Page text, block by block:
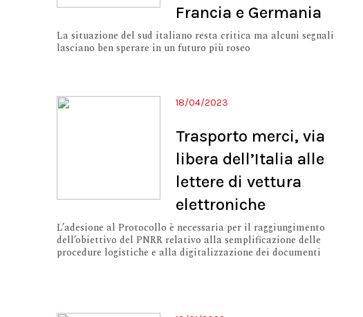
Francia e Germania
La situazione del sud italiano resta critica ma alcuni segnali
lasciano ben sperare in un futuro più roseo
18/04/2023
Trasporto merci, via
libera dell’Italia alle
lettere di vettura
elettroniche
L’adesione al Protocollo è necessaria per il raggiungimento
dell’obiettivo del PNRR relativo alla semplificazione delle
procedure logistiche e alla digitalizzazione dei documenti